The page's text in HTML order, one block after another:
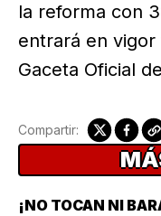
la reforma con
entrará en
Gaceta Oficial
Compartir:
¡NO TOCAN NI